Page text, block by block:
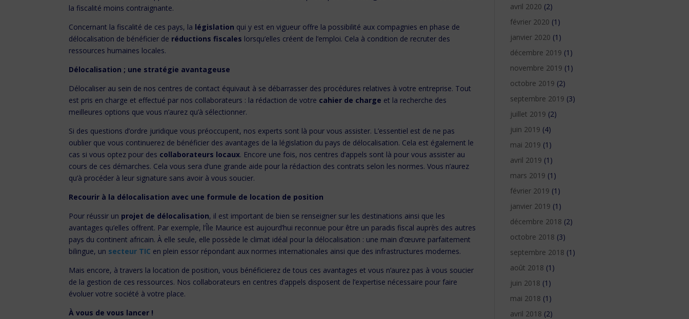
la fiscalité moins contraignante.
Concernant la fiscalité de ces pays, la législation qui y est en vigueur offre la possibilité aux compagnies en phase de
délocalisation de bénéficier de réductions fiscales lorsqu’elles créent de l’emploi. Cela à condition de recruter des
ressources humaines locales.
Délocalisation ; une stratégie avantageuse
Délocaliser au sein de nos centres de contact équivaut à se débarrasser des procédures relatives à votre entreprise. Tout
est pris en charge et effectué par nos collaborateurs : la rédaction de votre cahier de charge et la recherche des
meilleures options que vous n’aurez qu’à sélectionner.
Si des questions d’ordre juridique vous préoccupent, nos experts sont là pour vous assister. L’essentiel est de ne pas
oublier que vous continuerez de bénéficier des avantages de la législation du pays de délocalisation. Cela est également le
cas si vous optez pour des collaborateurs locaux. Encore une fois, nos centres d’appels sont là pour vous assister au
cours de ces démarches. Cela vous sera d’une grande aide pour la rédaction des contrats selon les normes. Vous n’aurez
qu’à procéder à leur signature sans avoir à vous soucier.
Recourir à la délocalisation avec une formule de location de position
Pour réussir un projet de délocalisation, il est important de bien se renseigner sur les destinations ainsi que les
avantages qu’elles offrent. Par exemple, l’Île Maurice est aujourd’hui reconnue pour être un paradis fiscal auprès des autres
pays du continent africain. À elle seule, elle possède le climat idéal pour la délocalisation : une main d’œuvre parfaitement
bilingue, un secteur TIC en plein essor répondant aux normes internationales ainsi que des infrastructures modernes.
Mais encore, à travers la location de position, vous bénéficierez de tous ces avantages et vous n’aurez pas à vous soucier
de la gestion de ces ressources. Nos collaborateurs en centres d’appels disposent de l’expertise nécessaire pour faire
évoluer votre société à votre place.
À vous de vous lancer !
avril 2020 (2)
février 2020 (1)
janvier 2020 (1)
décembre 2019 (1)
novembre 2019 (1)
octobre 2019 (2)
septembre 2019 (3)
juillet 2019 (2)
juin 2019 (4)
mai 2019 (1)
avril 2019 (1)
mars 2019 (1)
février 2019 (1)
janvier 2019 (1)
décembre 2018 (2)
octobre 2018 (3)
septembre 2018 (1)
août 2018 (1)
juin 2018 (1)
mai 2018 (1)
avril 2018 (2)